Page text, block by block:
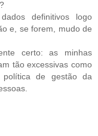
definitivos logo
e, se forem, mudo de
certo: as minhas
tão excessivas como
de gestão da